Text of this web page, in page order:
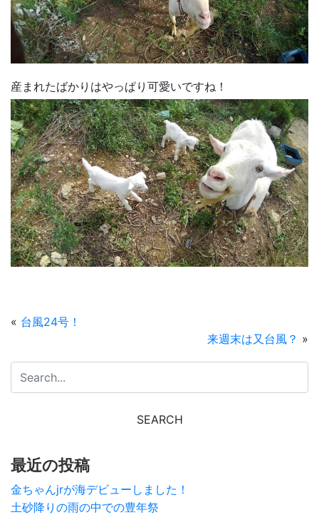
産まれたばかりはやっぱり可愛いですね！
« 台風24号！
来週末は又台風？ »
最近の投稿
金ちゃんjrが海デビューしました！
土砂降りの雨の中での豊年祭